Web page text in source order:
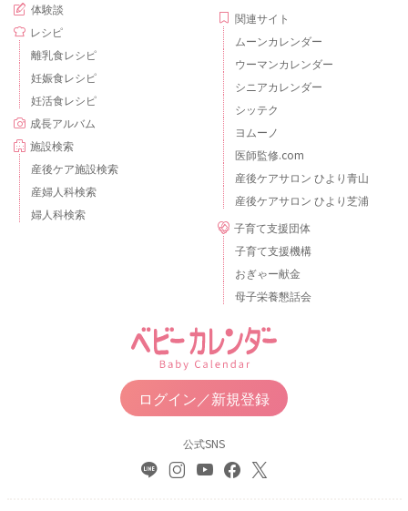
体験談
レシピ
離乳食レシピ
妊娠食レシピ
妊活食レシピ
成長アルバム
施設検索
産後ケア施設検索
産婦人科検索
婦人科検索
関連サイト
ムーンカレンダー
ウーマンカレンダー
シニアカレンダー
シッテク
ヨムーノ
医師監修.com
産後ケアサロン ひより青山
産後ケアサロン ひより芝浦
子育て支援団体
子育て支援機構
おぎゃー献金
母子栄養懇話会
ログイン／新規登録
公式SNS